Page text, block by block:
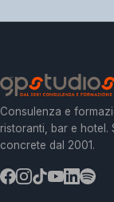
Consulenza e
ristoranti, bar e hotel.
concrete dal 2001.